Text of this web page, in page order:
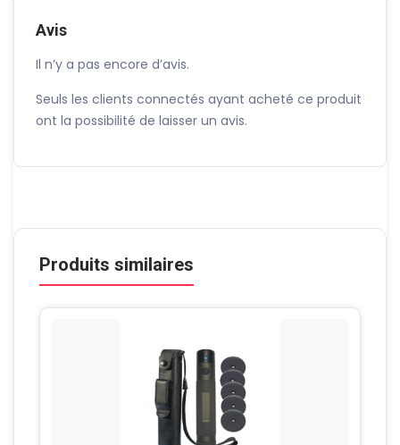
Avis
Il n’y a pas encore d’avis.
Seuls les clients connectés ayant acheté ce produit
ont la possibilité de laisser un avis.
Produits similaires